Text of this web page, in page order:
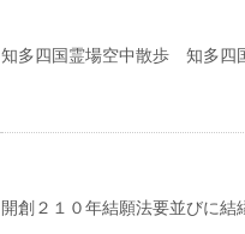
知多四国霊場空中散歩 知多
開創２１０年結願法要並びに結